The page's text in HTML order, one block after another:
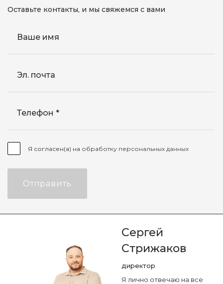
Оставьте контакты, и мы свяжемся с вами
Ваше имя
Эл. почта
Телефон
Я согласен(а) на обработку персональных данных
Отправить
Сергей
Стрижаков
директор
Я лично отвечаю на все